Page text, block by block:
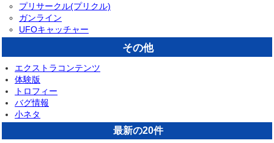
プリサークル(プリクル)
ガンライン
UFOキャッチャー
その他
エクストラコンテンツ
体験版
トロフィー
バグ情報
小ネタ
最新の20件